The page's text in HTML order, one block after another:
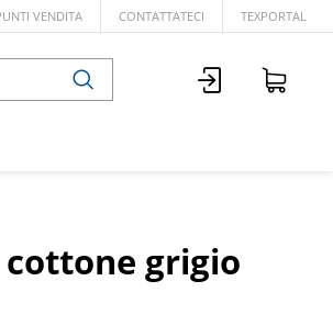
VENDITA CONTATTATECI TEXPORTAL
cottone grigio